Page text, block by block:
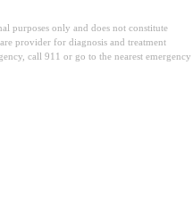
purposes only and does not constitute
provider for diagnosis and treatment
call 911 or go to the nearest emergency